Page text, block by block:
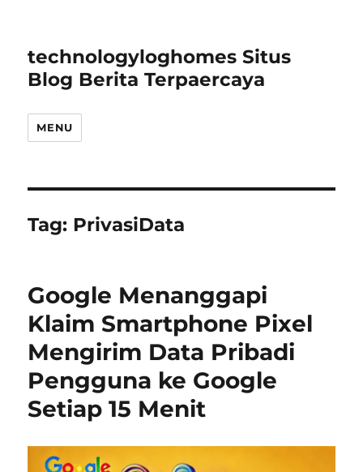
technologyloghomes Situs
Blog Berita Terpaercaya
MENU
Tag: PrivasiData
Google Menanggapi
Klaim Smartphone Pixel
Mengirim Data Pribadi
Pengguna ke Google
Setiap 15 Menit